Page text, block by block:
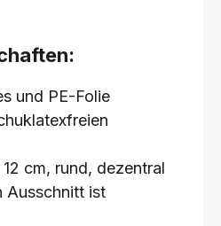
und PE-Folie
cm, rund, dezentral
Ausschnitt ist